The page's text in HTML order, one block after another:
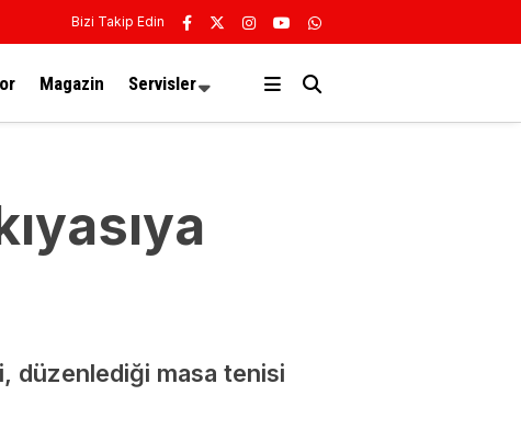
Bizi Takip Edin
Magazin Servisler
düzenlediği masa tenisi